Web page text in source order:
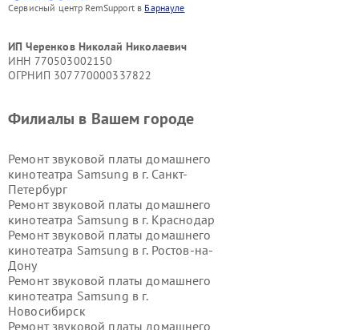
Сервисный центр RemSupport в Барнауле
ИП Черенков Николай Николаевич
ИНН 770503002150
ОГРНИП 307770000337822
Филиалы в Вашем городе
Ремонт звуковой платы домашнего
кинотеатра Samsung в г. Санкт-
Петербург
Ремонт звуковой платы домашнего
кинотеатра Samsung в г. Краснодар
Ремонт звуковой платы домашнего
кинотеатра Samsung в г. Ростов-на-
Дону
Ремонт звуковой платы домашнего
кинотеатра Samsung в г.
Новосибирск
Ремонт звуковой платы домашнего